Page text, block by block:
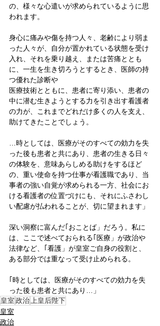
の、様々な心遣いが求められているように思
われます。
身心に痛みや傷を持つ人々、老齢により弱ま
った人々が、自分が置かれている状態を受け
入れ、それを乗り越え、または苦痛ととも
に、一生を生き切ろうとするとき、医師の持
つ優れた診断や
医療技術とともに、患者に寄り添い、患者の
中に潜む生きようとする力を引き出す看護者
の力が、これまでどれだけ多くの人を支え、
助けてきたことでしょう。
…時としては、医療がそのすべての効力を失
った後も患者と共にあり、患者の生きる日々
の体験を、意味あらしめる助けをするほど
の、重い使命を持つ仕事が看護職であり、当
事者の強い自覚が求められる一方、社会にお
ける看護者の位置づけにも、それにふさわし
い配慮が払われることが、切に望まれます」
深い洞察に富んだ｢おことば」だろう。私に
は、ここで述べておられる｢医療」が政治や
法律など、｢看護」が皇室ご自身の役割と、
ある部分では重なって受け止められる。
｢時としては、医療がそのすべての効力を失
った後も患者と共にあり…」
皇室政治 上皇后陛下
皇室
政治